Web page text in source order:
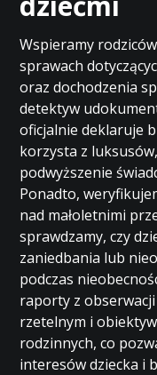
Wspieramy
sprawach
oraz dochodzenia
detektyw
oficjalnie deklaruje
korzysta z
podwyższenie
Ponadto,
nad małoletnimi
sprawdzamy, czy
zaniedbania lub
podczas
raporty z obserwacji
rzetelnym i
rodzinnych, co
interesów dziecka i